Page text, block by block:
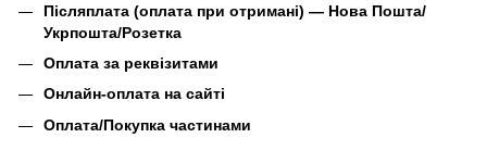
Післяплата (оплата при отримані) — Нова Пошта/
Укрпошта/Розетка
Оплата за реквізитами
Онлайн-оплата на сайті
Оплата/Покупка частинами